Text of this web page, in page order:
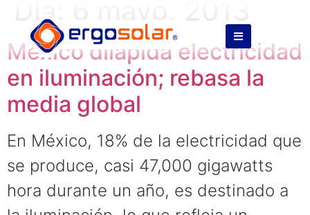
Día:
México dilapida electricidad
en iluminación; rebasa la
media global
En México, 18% de la electricidad que
se produce, casi 47,000 gigawatts
hora durante un año, es destinado a